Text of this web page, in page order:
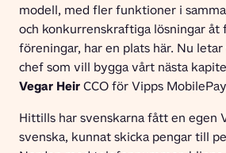
modell, med fler funktioner i
och konkurrenskraftiga lösningar åt
föreningar, har en plats här. Nu
Vegar Heir CCO för Vipps
Hittills har svenskarna fått en egen
svenska, kunnat skicka pengar till